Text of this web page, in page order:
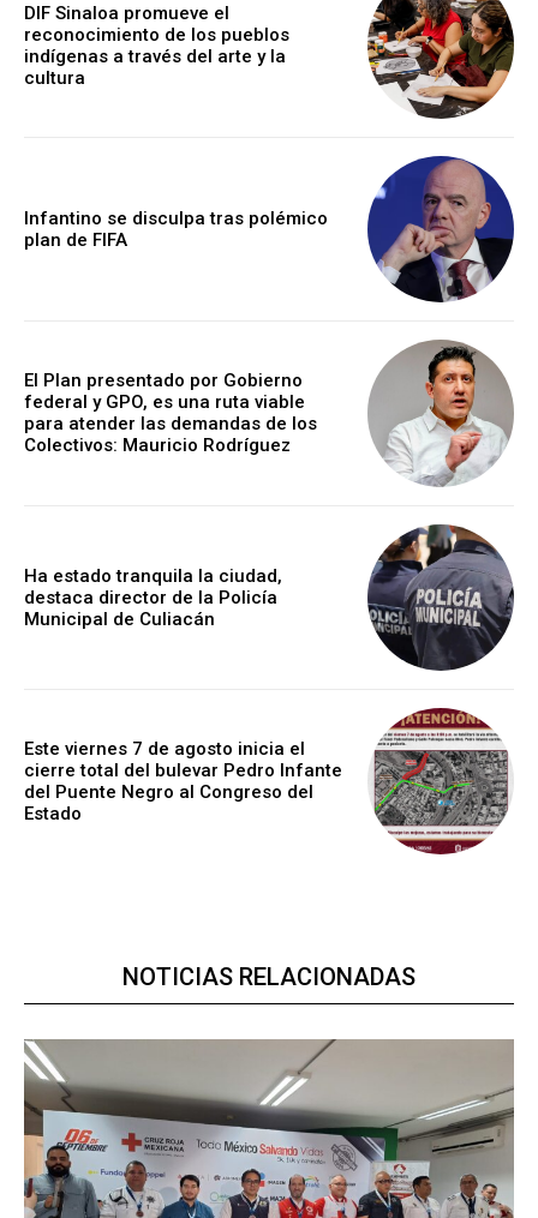
DIF Sinaloa promueve el
reconocimiento de los pueblos
indígenas a través del arte y la
cultura
Infantino se disculpa tras polémico
plan de FIFA
El Plan presentado por Gobierno
federal y GPO, es una ruta viable
para atender las demandas de los
Colectivos: Mauricio Rodríguez
Ha estado tranquila la ciudad,
destaca director de la Policía
Municipal de Culiacán
Este viernes 7 de agosto inicia el
cierre total del bulevar Pedro Infante
del Puente Negro al Congreso del
Estado
NOTICIAS RELACIONADAS